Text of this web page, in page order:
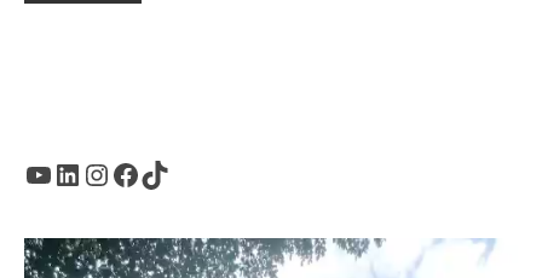
Youtube
LinkedIn
Instagram
Facebook
TikTok
Trình